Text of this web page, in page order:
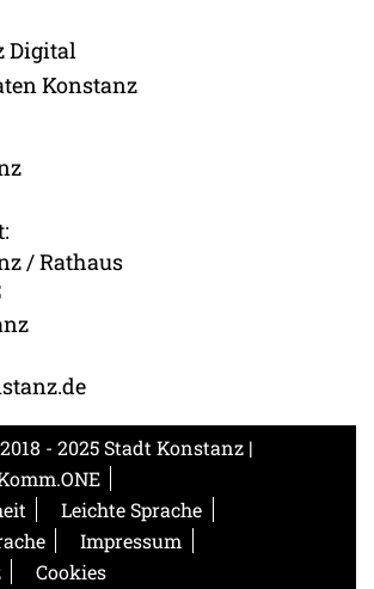
Digital
Konstanz
/ Rathaus
- 2025 Stadt Konstanz |
Leichte Sprache
Impressum
Cookies